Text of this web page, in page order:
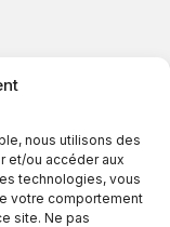
nous utilisons des
et/ou accéder aux
technologies, vous
votre comportement
site. Ne pas
9h00 à 17h30
9h00 à 20h00